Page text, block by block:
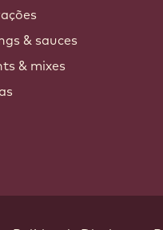
& sauces
& mixes